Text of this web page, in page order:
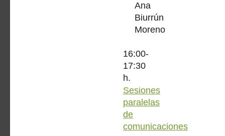
Ana
Biurrún
Moreno
16:00-
17:30
h.
Sesiones
paralelas
de
comunicaciones